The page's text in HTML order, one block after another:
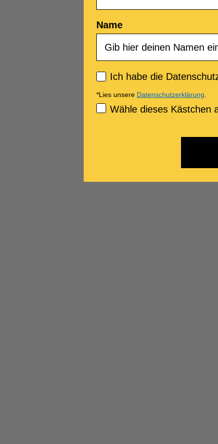
Name
Privacy policy
Ich habe die
*Lies unsere Datenschutzerklärung.
Consenso Marketing
Wähle dieses Kästchen